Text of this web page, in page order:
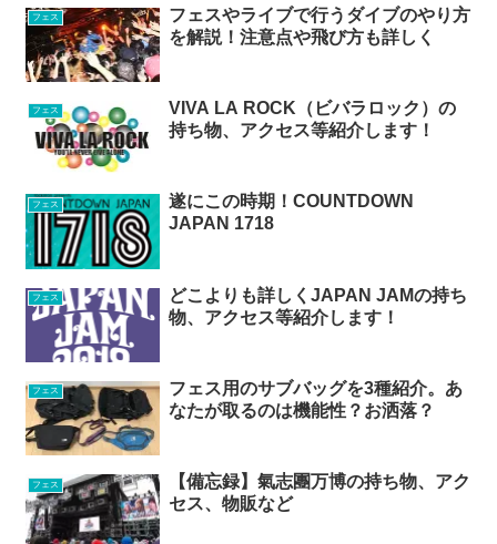
フェス
フェスやライブで行うダイブのやり方
を解説！注意点や飛び方も詳しく
フェス
VIVA LA ROCK（ビバラロック）の
持ち物、アクセス等紹介します！
フェス
遂にこの時期！COUNTDOWN
JAPAN 1718
フェス
どこよりも詳しくJAPAN JAMの持ち
物、アクセス等紹介します！
フェス
フェス用のサブバッグを3種紹介。あ
なたが取るのは機能性？お洒落？
フェス
【備忘録】氣志團万博の持ち物、アク
セス、物販など